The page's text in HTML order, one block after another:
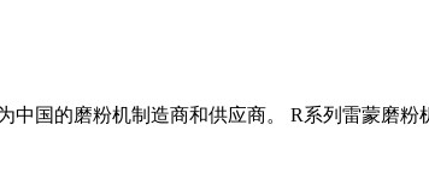
国的磨粉机制造商和供应商。 R系列雷蒙磨